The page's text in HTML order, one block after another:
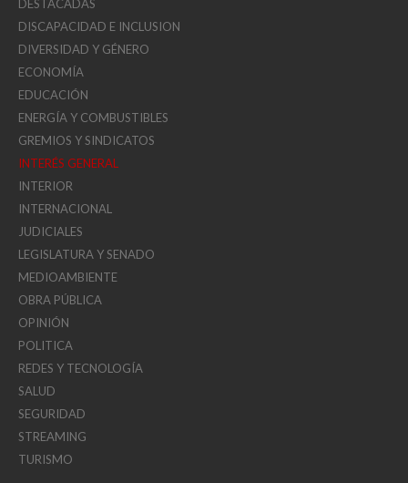
DESTACADAS
DISCAPACIDAD E INCLUSION
DIVERSIDAD Y GÉNERO
ECONOMÍA
EDUCACIÓN
ENERGÍA Y COMBUSTIBLES
GREMIOS Y SINDICATOS
INTERÉS GENERAL
INTERIOR
INTERNACIONAL
JUDICIALES
LEGISLATURA Y SENADO
MEDIOAMBIENTE
OBRA PÚBLICA
OPINIÓN
POLITICA
REDES Y TECNOLOGÍA
SALUD
SEGURIDAD
STREAMING
TURISMO